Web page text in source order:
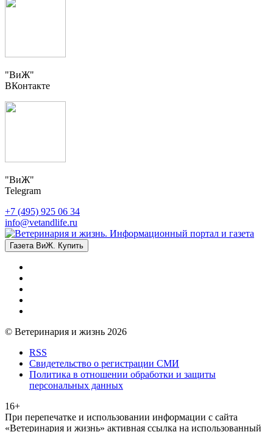
"ВиЖ"
ВКонтакте
"ВиЖ"
Telegram
+7 (495) 925 06 34
info@vetandlife.ru
Газета ВиЖ. Купить
© Ветеринария и жизнь 2026
RSS
Свидетельство о регистрации СМИ
Политика в отношении обработки и защиты
персональных данных
16+
При перепечатке и использовании информации с сайта
«Ветеринария и жизнь» активная ссылка на использованный